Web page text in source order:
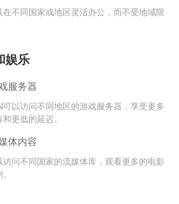
在不同国家或地区灵活办公，而不受地域限
娱乐
服务器
可以访问不同地区的游戏服务器，享受更多
更低的延迟。
体内容
访问不同国家的流媒体库，观看更多的电影